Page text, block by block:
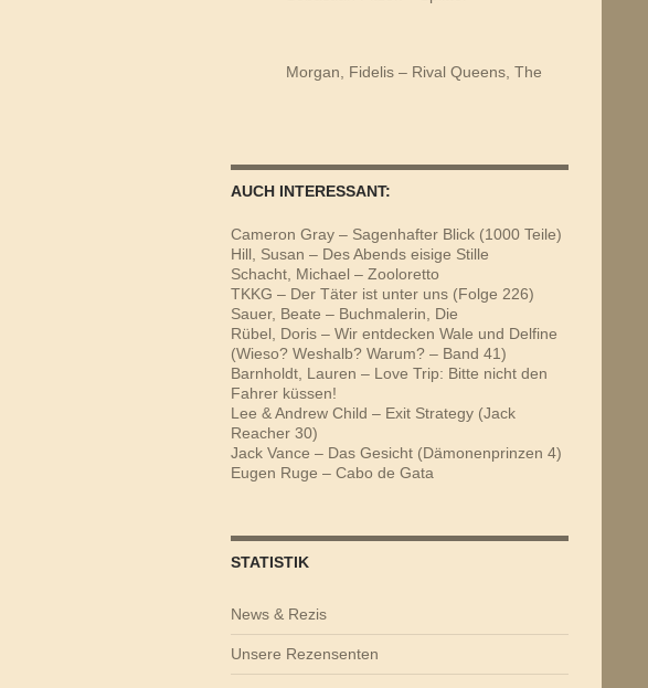
Morgan, Fidelis – Rival Queens, The
AUCH INTERESSANT:
Cameron Gray – Sagenhafter Blick (1000 Teile)
Hill, Susan – Des Abends eisige Stille
Schacht, Michael – Zooloretto
TKKG – Der Täter ist unter uns (Folge 226)
Sauer, Beate – Buchmalerin, Die
Rübel, Doris – Wir entdecken Wale und Delfine
(Wieso? Weshalb? Warum? – Band 41)
Barnholdt, Lauren – Love Trip: Bitte nicht den
Fahrer küssen!
Lee & Andrew Child – Exit Strategy (Jack
Reacher 30)
Jack Vance – Das Gesicht (Dämonenprinzen 4)
Eugen Ruge – Cabo de Gata
STATISTIK
News & Rezis
Unsere Rezensenten